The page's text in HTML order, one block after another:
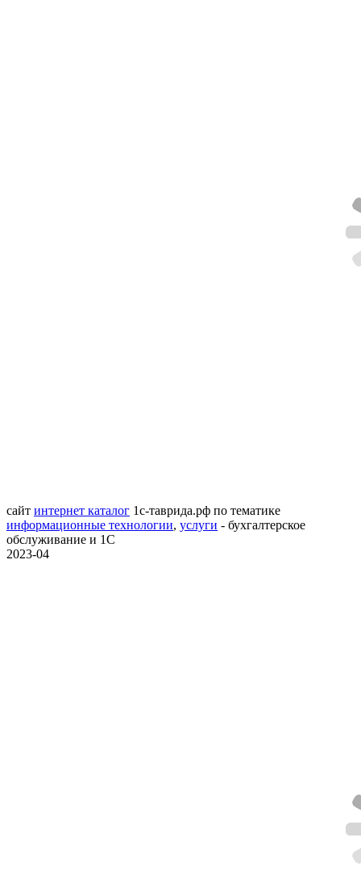
сайт интернет каталог 1с-таврида.рф по тематике
информационные технологии, услуги - бухгалтерское
обслуживание и 1С
2023-04